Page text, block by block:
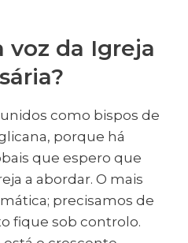
voz da Igreja
como bispos de
porque há
que espero que
a abordar. O mais
precisamos de
fique sob controlo.